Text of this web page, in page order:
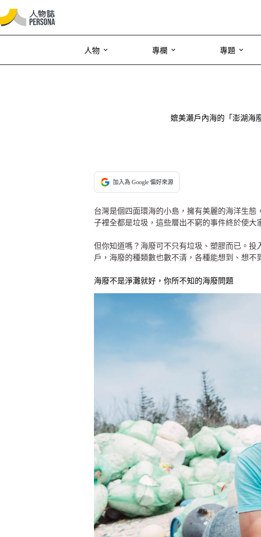
人物 專欄 專題
媲美瀨戶內海的「澎湖海
加入為 Google 偏好來源
台灣是個四面環海的小島，擁有美麗的海洋生
子裡全都是垃圾，這些層出不窮的事件終於使大
但你知道嗎？海廢可不只有垃圾、塑膠而已。
戶，海廢的種類數也數不清，各種能想到、想
海廢不是淨灘就好，你所不知的海廢問題